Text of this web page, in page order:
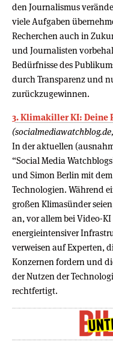
den Journalismus
viele Aufgaben
Recherchen auch in
und Journalisten
Bedürfnisse des
durch Transparenz und
zurückzugewinnen.
3. Klimakiller KI: Deine
In der aktuellen
“Social Media
und Simon Berlin mit
Technologien. Während
großen Klimasünder
an, vor allem bei Video-
energieintensiver
verweisen auf Experten,
Konzernen fordern und
der Nutzen der
rechtfertigt.